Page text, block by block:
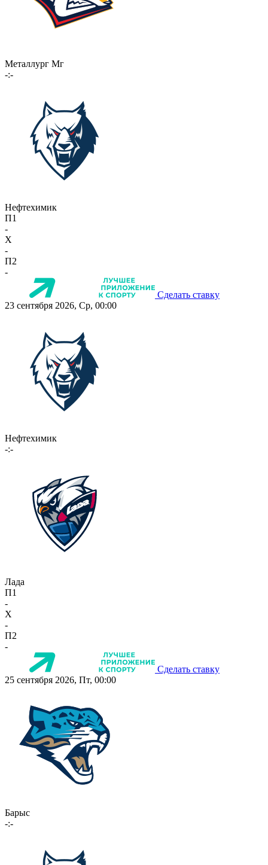
Металлург Мг
-:-
Нефтехимик
П1
-
X
-
П2
-
Сделать ставку
23 сентября 2026, Ср, 00:00
Нефтехимик
-:-
Лада
П1
-
X
-
П2
-
Сделать ставку
25 сентября 2026, Пт, 00:00
Барыс
-:-